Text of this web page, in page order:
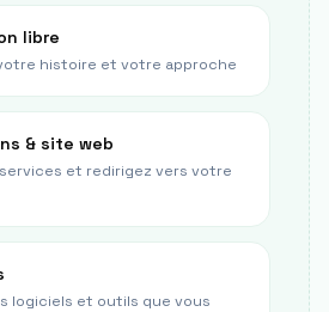
libre
histoire et votre approche
& site web
et redirigez vers votre
logiciels et outils que vous